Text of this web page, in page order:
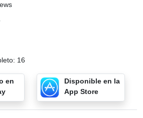
16
en
Disponible en la
App Store